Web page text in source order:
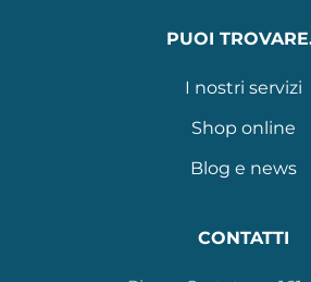
PUOI
I nostri servizi
Shop online
Blog e news
CONTATTI